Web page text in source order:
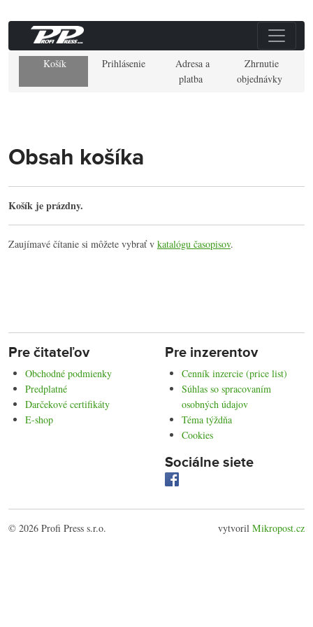
Košík Prihlásenie
Adresa a
platba
Zhrnutie
objednávky
Obsah košíka
Košík je prázdny.
Zaujímavé čítanie si môžete vybrať v katalógu časopisov.
Pre čitateľov
Obchodné podmienky
Predplatné
Darčekové certifikáty
E-shop
Pre inzerentov
Cenník inzercie (price list)
Súhlas so spracovaním
osobných údajov
Téma týždňa
Cookies
Sociálne siete
© 2026 Profi Press s.r.o. vytvoril Mikropost.cz